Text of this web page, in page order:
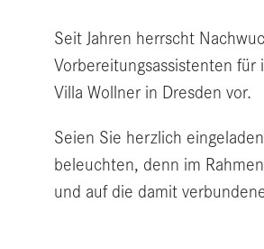
Seit Jahren herrscht
Vorbereitungsassistenten
Villa Wollner in Dresden vor.
Seien Sie herzlich
beleuchten, denn im
und auf die damit